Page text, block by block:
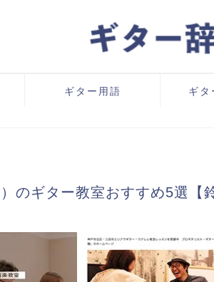
ギター用語 ギタ
のギター教室おすすめ5選【